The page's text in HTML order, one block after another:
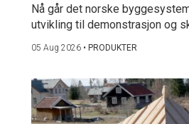
Nå går det norske
utvikling til demonstrasjon og
05 Aug 2026 • PRODUKTER